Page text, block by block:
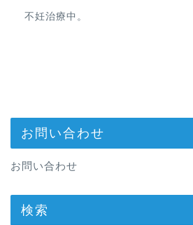
不妊治療中。
お問い合わせ
お問い合わせ
検索